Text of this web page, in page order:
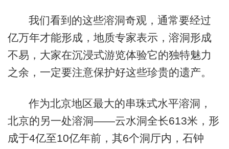
我们看到的这些溶洞奇观，通常要经过
亿万年才能形成，地质专家表示，溶洞形成
不易，大家在沉浸式游览体验它的独特魅力
之余，一定要注意保护好这些珍贵的遗产。
作为北京地区最大的串珠式水平溶洞，
北京的另一处溶洞——云水洞全长613米，形
成于4亿至10亿年前，其6个洞厅内，石钟